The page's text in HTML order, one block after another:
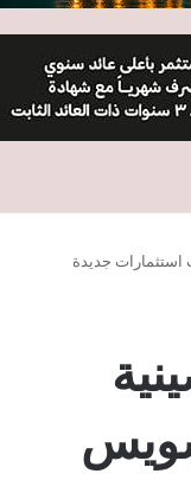
استثمارات جديدة